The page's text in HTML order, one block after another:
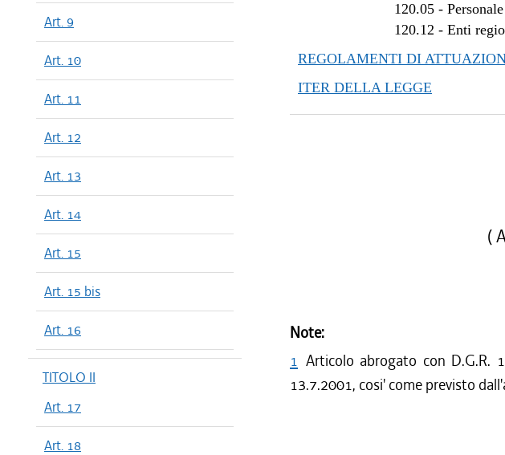
Art. 9
Art. 10
Art. 11
Art. 12
Art. 13
Art. 14
Art. 15
Art. 15 bis
Art. 16
TITOLO II
Art. 17
Art. 18
120.05 -
120.12 -Enti
REGOLAMENTI DI
ITER DELLA LEGGE
(
Note:
1 Articolo abrogato con D.G.R.
13.7.2001, cosi' come previsto